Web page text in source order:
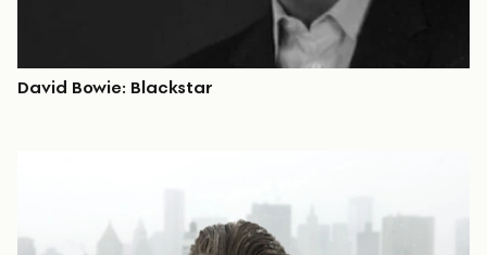
David Bowie: Blackstar